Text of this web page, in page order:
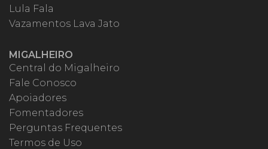
Lula Fala
Vazamentos Lava Jato
MIGALHEIRO
Central do Migalheiro
Fale Conosco
Apoiadores
Fomentadores
Perguntas Frequentes
Termos de Uso